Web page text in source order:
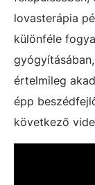
lovasterápia
különféle
értelmileg
épp
következő